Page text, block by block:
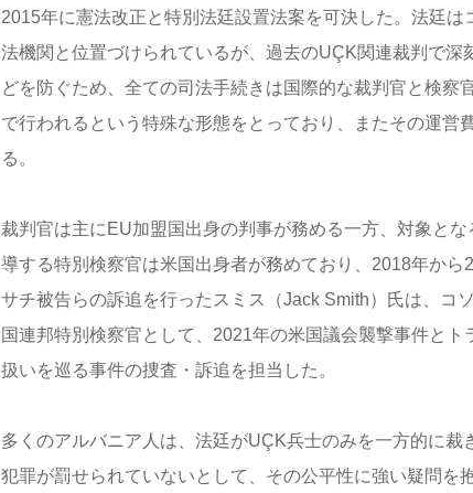
2015年に憲法改正と特別法廷設置法案を可決した。法廷は
法機関と位置づけられているが、過去のUÇK関連裁判で深
どを防ぐため、全ての司法手続きは国際的な裁判官と検察
で行われるという特殊な形態をとっており、またその運営
る。
裁判官は主にEU加盟国出身の判事が務める一方、対象と
導する特別検察官は米国出身者が務めており、2018年から
サチ被告らの訴追を行ったスミス（Jack Smith）氏は、コ
国連邦特別検察官として、2021年の米国議会襲撃事件とト
扱いを巡る事件の捜査・訴追を担当した。
多くのアルバニア人は、法廷がUÇK兵士のみを一方的に裁
犯罪が罰せられていないとして、その公平性に強い疑問を